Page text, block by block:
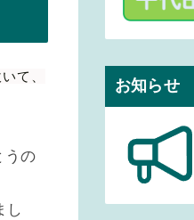
て、
うの
し
お知らせ